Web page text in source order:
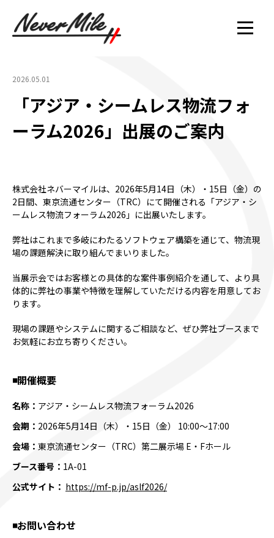
2026.05.01
「アジア・シームレス物流フォ
ーラム2026」出展のご案内
株式会社ネバーマイルは、2026年5月14日（木）・15日（金）の
2日間、東京流通センター（TRC）にて開催される「アジア・シ
ームレス物流フォーラム2026」に出展いたします。
弊社はこれまで多岐にわたるソフトウェア構築を通じて、物流現
場の課題解決に取り組んでまいりました。
当展示会ではお客様との具体的な案件事例紹介を通して、より具
体的に弊社の事業や特徴を理解していただける内容を用意してお
ります。
現場の課題やシステムに関するご相談など、ぜひ弊社ブースまで
お気軽にお立ち寄りください。
◾️開催概要
名称： アジア・シームレス物流フォーラム2026
会期： 2026年5月14日（木）・15日（金） 10:00～17:00
会場： 東京流通センター（TRC）第二展示場 E・Fホール
ブース番号： 1A-01
公式サイト： https://mf-p.jp/aslf2026/
◾️お問い合わせ